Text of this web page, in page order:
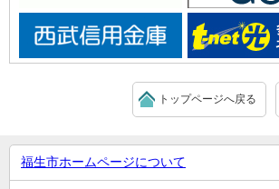
トップページへ戻る
福生市ホームページについて